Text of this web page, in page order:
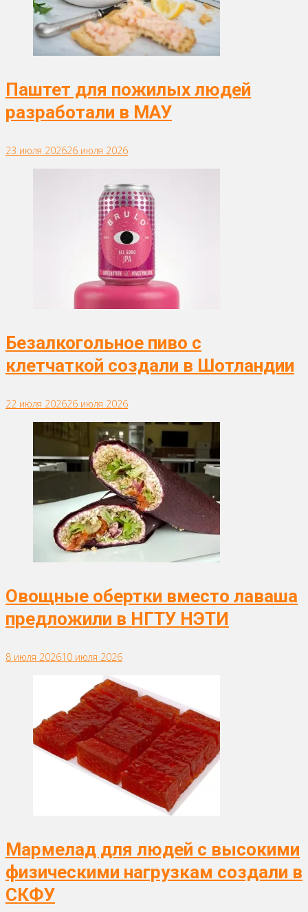
Паштет для пожилых людей
разработали в МАУ
23 июля 202626 июля 2026
Безалкогольное пиво с
клетчаткой создали в Шотландии
22 июля 202626 июля 2026
Овощные обертки вместо лаваша
предложили в НГТУ НЭТИ
8 июля 202610 июля 2026
Мармелад для людей с высокими
физическими нагрузкам создали в
СКФУ